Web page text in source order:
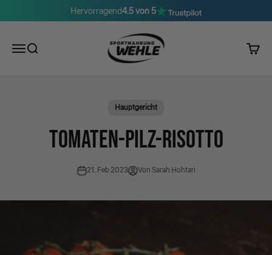
Zum Inhalt springenHervorragend4.5 von 5
MenüSuche
Sportnahrung Wehle
Hauptgericht
TOMATEN-PILZ-RISOTTO
21. Feb 2023 Von Sarah Hohtari